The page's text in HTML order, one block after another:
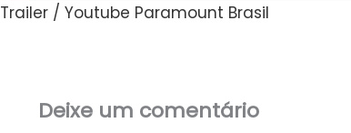
Trailer / Youtube Paramount Brasil
Deixe um comentário